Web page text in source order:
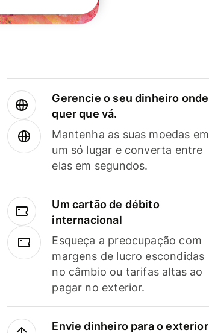
Gerencie o seu dinheiro onde
quer que vá.
Mantenha as suas moedas em
um só lugar e converta entre
elas em segundos.
Um cartão de débito
internacional
Esqueça a preocupação com
margens de lucro escondidas
no câmbio ou tarifas altas ao
pagar no exterior.
Envie dinheiro para o exterior